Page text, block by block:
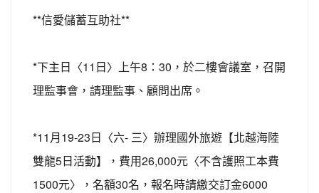
**信愛儲蓄互助社**
*下主日〈11日〉上午8：30，於二樓會議室，召開
理監事會，請理監事、顧問出席。
*11月19-23日〈六- 三〉辦理國外旅遊【北越海陸
雙龍5日活動】，費用26,000元〈不含護照工本費
1500元〉，名額30名，報名時請繳交訂金6000